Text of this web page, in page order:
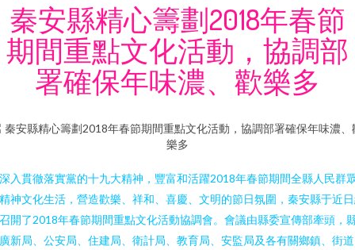
秦安縣精心籌劃2018年春節
期間重點文化活動，協調部
署確保年味濃、歡樂多
入貫徹落實黨的十九大精神，豐富和活躍2018年春節期間全縣人民群
神文化生活，營造歡樂、祥和、喜慶、文明的節日氛圍，秦安縣于近
開了2018年春節期間重點文化活動協調會。會議由縣委宣傳部牽頭，
新局、公安局、住建局、衛計局、教育局、安監局及各有關鄉鎮、街